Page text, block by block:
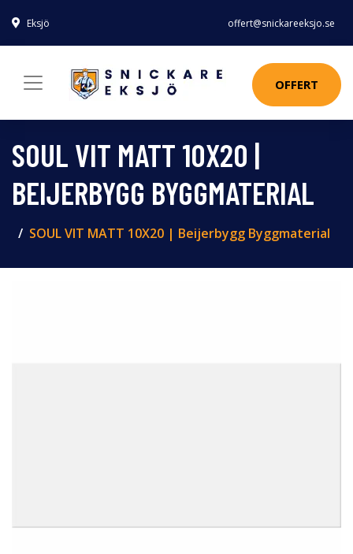
Eksjö offert@snickareeksjo.se
OFFERT
SOUL VIT MATT 10X20 |
BEIJERBYGG BYGGMATERIAL
SOUL VIT MATT 10X20 | Beijerbygg Byggmaterial